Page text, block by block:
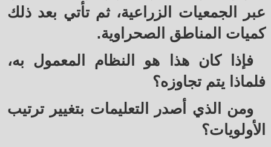
عبر الجمعيات الزراعية، ثم تأتي بعد ذلك
كميات المناطق الصحراوية.
فإذا كان هذا هو النظام المعمول به،
فلماذا يتم تجاوزه؟
ومن الذي أصدر التعليمات بتغيير ترتيب
الأولويات؟